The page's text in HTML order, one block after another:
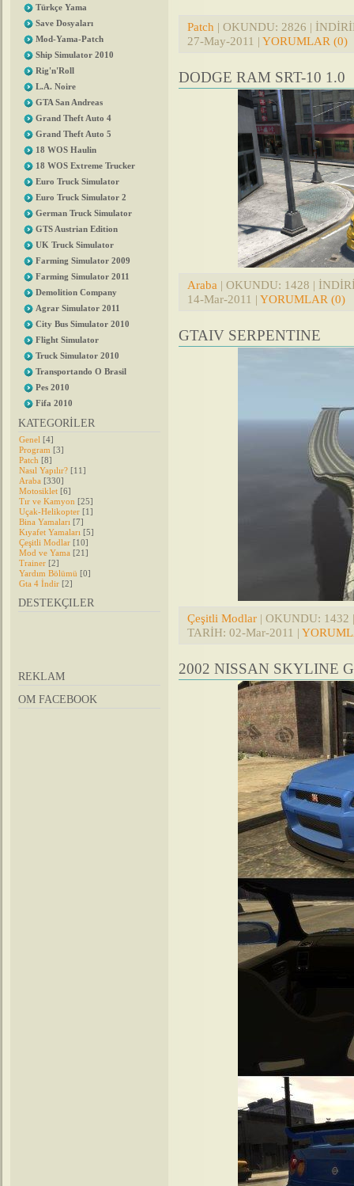
Türkçe Yama
Save Dosyaları
Mod-Yama-Patch
Ship Simulator 2010
Rig'n'Roll
L.A. Noire
GTA San Andreas
Grand Theft Auto 4
Grand Theft Auto 5
18 WOS Haulin
18 WOS Extreme Trucker
Euro Truck Simulator
Euro Truck Simulator 2
German Truck Simulator
GTS Austrian Edition
UK Truck Simulator
Farming Simulator 2009
Farming Simulator 2011
Demolition Company
Agrar Simulator 2011
City Bus Simulator 2010
Flight Simulator
Truck Simulator 2010
Transportando O Brasil
Pes 2010
Fifa 2010
KATEGORİLER
Genel [4]
Program [3]
Patch [8]
Nasıl Yapılır? [11]
Araba [330]
Motosiklet [6]
Tır ve Kamyon [25]
Uçak-Helikopter [1]
Bina Yamaları [7]
Kıyafet Yamaları [5]
Çeşitli Modlar [10]
Mod ve Yama [21]
Trainer [2]
Yardım Bölümü [0]
Gta 4 İndir [2]
DESTEKÇILER
REKLAM
OM FACEBOOK
Patch | OKUNDU: 2826 |
27-May-2011 | YORUMLAR (0)
DODGE RAM SRT-10 1.0
Araba | OKUNDU: 1428 |
14-Mar-2011 | YORUMLAR (0)
GTAIV SERPENTINE
Çeşitli Modlar | OKUNDU:
TARİH: 02-Mar-2011 |
2002 NISSAN SKYLINE